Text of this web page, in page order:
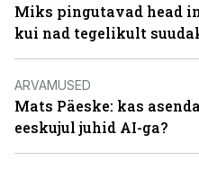
Miks pingutavad head
kui nad tegelikult
ARVAMUSED
Mats Päeske: kas
eeskujul juhid AI-ga?